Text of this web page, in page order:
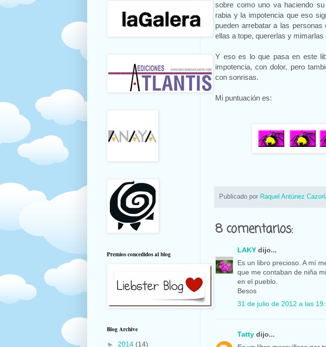
sobre como uno va haciendo
rabia y la impotencia que eso
pueden arrebatar a las
ellas a tope, quererlas y mimarlas
Y eso es lo que pasa en este
impotencia, con dolor, pero
con sonrisas.
Mi puntuación es:
Publicado por Raquel Antúnez
8 comentarios:
LAKY dijo...
Es un libro precioso. A mí
que me contaban de niña
en el pueblo.
Besos
31 de julio de 2012 a las
Tatty dijo...
Premios concedidos al blog
Blog Archive
► 2014 (14)